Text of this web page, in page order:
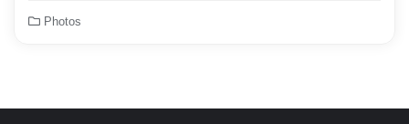
Photos